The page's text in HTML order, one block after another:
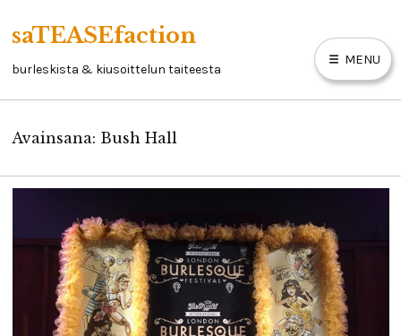
content
saTEASEfaction
burleskista & kiusoittelun taiteesta
MENU
ARTIKKELIT
YHTEYSTIEDOT
Avainsana: Bush Hall